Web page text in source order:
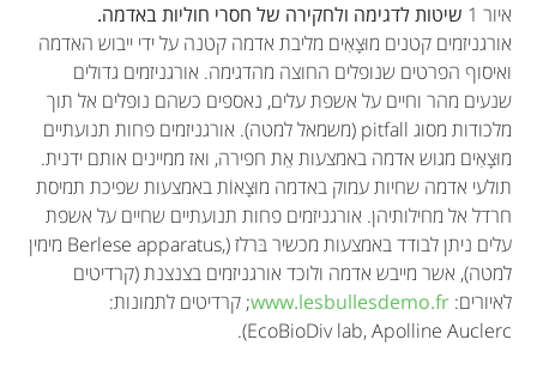
איור 1
שיטות לדגימה ולחקירה של חסרי חוליות באדמה.
אורגניזמים קטנים מוּצָאִים מליבת אדמה קטנה על ידי ייבוש האדמה
ואיסוף הפרטים שנופלים החוצה מהדגימה. אורגניזמים גדולים
שנעים מהר וחיים על אשפת עלים, נאספים כשהם נופלים אל תוך
מלכודות מסוג pitfall (משמאל למטה). אורגניזמים פחות תנועתיים
מוּצָאִים מגוש אדמה באמצעות אֵת חפירה, ואז ממיינים אותם ידנית.
תולעי אדמה שחיות עמוק באדמה מוּצָאוֹת באמצעות שפיכת תמיסת
חרדל אל מחילותיהן. אורגניזמים פחות תנועתיים שחיים על אשפת
עלים ניתן לבודד באמצעות מכשיר בּרלז (,Berlese apparatus מימין
למטה), אשר מייבש אדמה ולוכד אורגניזמים בצנצנת (קרדיטים
לאיורים: www.lesbullesdemo.fr; קרדיטים לתמונות:
EcoBioDiv lab, Apolline Auclerc).